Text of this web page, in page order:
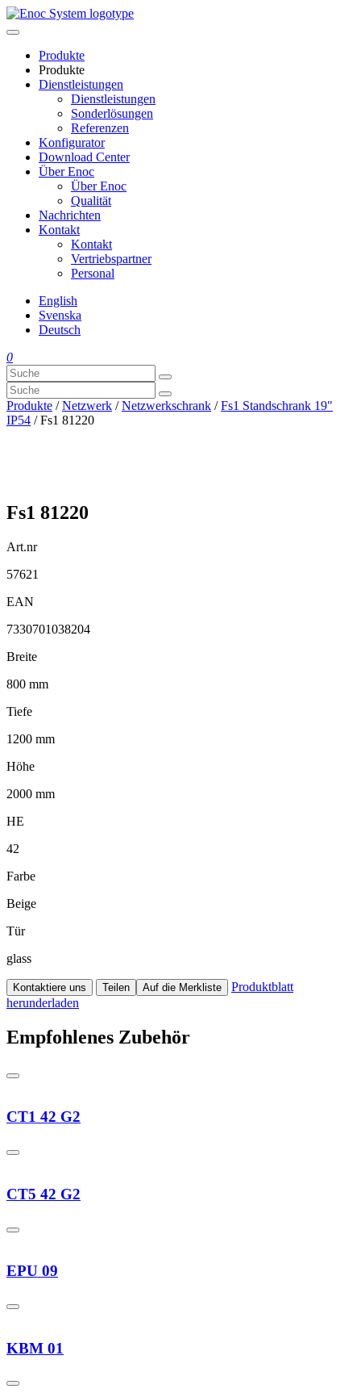
Skip
to
Produkte
Produkte
Dienstleistungen
Dienstleistungen
Sonderlösungen
Referenzen
Konfigurator
Download Center
Über Enoc
Über Enoc
Qualität
Nachrichten
Kontakt
Kontakt
Vertriebspartner
Personal
English
Svenska
Deutsch
0
Produkte /Netzwerk /Netzwerkschrank /Fs1 Standschrank 19"
IP54 / Fs1 81220
Fs1 81220
Art.nr
57621
EAN
7330701038204
Breite
800 mm
Tiefe
1200 mm
Höhe
2000 mm
HE
42
Farbe
Beige
Tür
glass
Kontaktiere uns Teilen Auf die Merkliste
Produktblatt
herunderladen
Empfohlenes Zubehör
CT1 42 G2
CT5 42 G2
EPU 09
KBM 01